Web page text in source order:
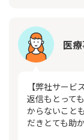
医
【弊社サービ
返信もとって
からないこと
だきとても助